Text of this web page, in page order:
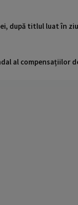
după titlul luat în
al